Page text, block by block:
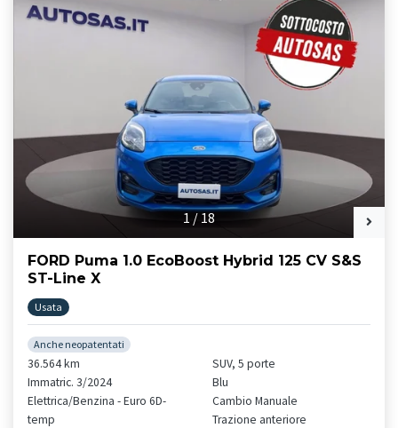
1/18
FORD Puma 1.0 EcoBoost Hybrid 125 CV S&S
ST-Line X
Usata
Anche neopatentati
36.564 km
Immatric. 3/2024
Elettrica/Benzina - Euro 6D-
temp
SUV, 5 porte
Blu
Cambio Manuale
Trazione anteriore